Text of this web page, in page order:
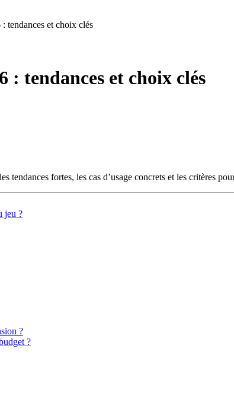
tendances et choix clés
: tendances et choix clés
tendances fortes, les cas d’usage concrets et les critères
jeu ?
?
?